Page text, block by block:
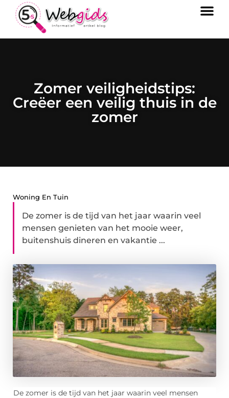
Zomer veiligheidstips:
Creëer een veilig thuis in de
zomer
Woning En Tuin
De zomer is de tijd van het jaar waarin veel
mensen genieten van het mooie weer,
buitenshuis dineren en vakantie ...
De zomer is de tijd van het jaar waarin veel mensen